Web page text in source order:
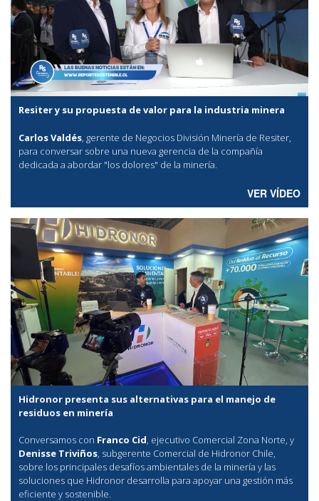
Resiter y su propuesta de valor para la industria minera
Carlos Valdés, gerente de Negocios División Minería de Resiter,
para conversar sobre una nueva gerencia de la compañía
dedicada a abordar "los dolores" de la minería.
VER VÍDEO
Hidronor presenta sus alternativas para el manejo de
residuos en minería
Conversamos con Franco Cid, ejecutivo Comercial Zona Norte, y
Denisse Triviños, subgerente Comercial de Hidronor Chile,
sobre los principales desafíos ambientales de la minería y las
soluciones que Hidronor desarrolla para apoyar una gestión más
eficiente y sostenible.